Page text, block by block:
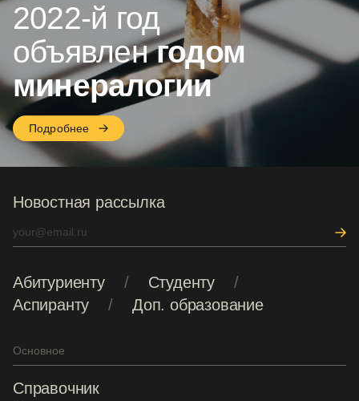
2022-й год
объявленгодом
минералогии
Подробнее
Новостная рассылка
Абитуриенту
Студенту
Аспиранту
Доп. образование
Основное
Справочник